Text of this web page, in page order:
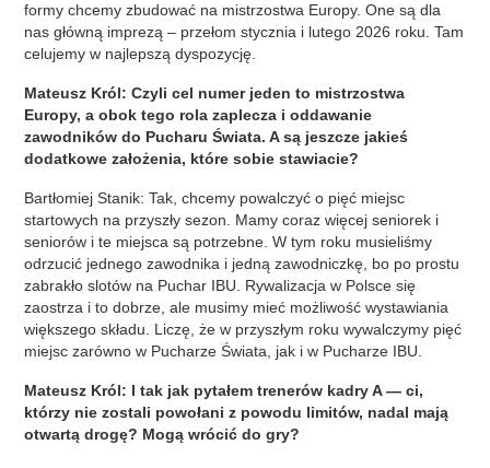
formy chcemy zbudować na mistrzostwa Europy. One są dla
nas główną imprezą – przełom stycznia i lutego 2026 roku. Tam
celujemy w najlepszą dyspozycję.
Mateusz Król: Czyli cel numer jeden to mistrzostwa
Europy, a obok tego rola zaplecza i oddawanie
zawodników do Pucharu Świata. A są jeszcze jakieś
dodatkowe założenia, które sobie stawiacie?
Bartłomiej Stanik: Tak, chcemy powalczyć o pięć miejsc
startowych na przyszły sezon. Mamy coraz więcej seniorek i
seniorów i te miejsca są potrzebne. W tym roku musieliśmy
odrzucić jednego zawodnika i jedną zawodniczkę, bo po prostu
zabrakło slotów na Puchar IBU. Rywalizacja w Polsce się
zaostrza i to dobrze, ale musimy mieć możliwość wystawiania
większego składu. Liczę, że w przyszłym roku wywalczymy pięć
miejsc zarówno w Pucharze Świata, jak i w Pucharze IBU.
Mateusz Król: I tak jak pytałem trenerów kadry A — ci,
którzy nie zostali powołani z powodu limitów, nadal mają
otwartą drogę? Mogą wrócić do gry?